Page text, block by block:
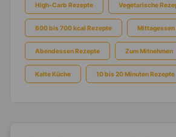
High-Carb Rezepte Vegetarische
600 bis 700 kcal Rezepte Mittagessen
Abendessen Rezepte Zum Mitnehmen
Kalte Küche 10 bis 20 Minuten Rezepte